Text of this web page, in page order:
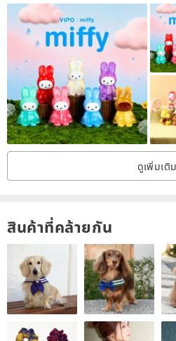
【Poseidon boutique handmade
#茶界的马萨拉蒂# Artistic
🇮🇹Exclusively developed car key
curved surface version
🇮🇹The shape close to the key is
key
ดูเพิ่มเติม
สินค้าที่คล้ายกัน